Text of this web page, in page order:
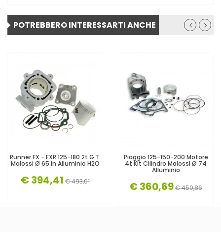
POTREBBERO INTERESSARTI ANCHE
Runner FX - FXR 125-180 2t G.T.
Malossi Ø 65 In Alluminio H2O
€ 394,41 € 493,01
Piaggio 125-150-200 Motore
4t Kit Cilindro Malossi Ø 74
Alluminio
€ 360,69€ 450,86